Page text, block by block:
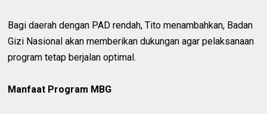
Bagi daerah dengan PAD rendah, Tito menambahkan, Badan
Gizi Nasional akan memberikan dukungan agar pelaksanaan
program tetap berjalan optimal.
Manfaat Program MBG